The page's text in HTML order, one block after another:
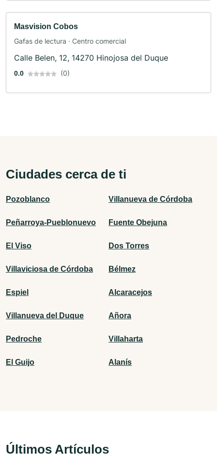
Masvision Cobos
Gafas de lectura · Centro comercial
Calle Belen, 12, 14270 Hinojosa del Duque
0.0 (0)
Ciudades cerca de ti
Pozoblanco Villanueva de Córdoba
Peñarroya-Pueblonuevo Fuente Obejuna
El Viso Dos Torres
Villaviciosa de Córdoba Bélmez
Espiel Alcaracejos
Villanueva del Duque Añora
Pedroche Villaharta
El Guijo Alanís
Últimos Artículos